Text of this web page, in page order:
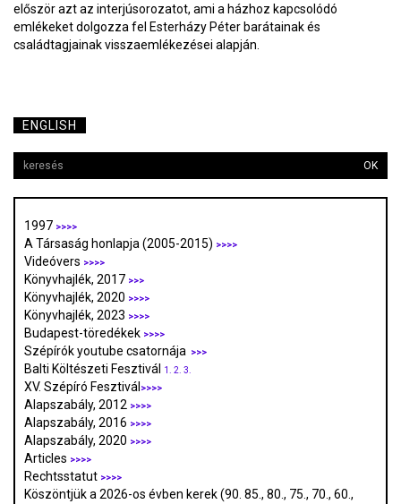
először azt az interjúsorozatot, ami a házhoz kapcsolódó
emlékeket dolgozza fel Esterházy Péter barátainak és
családtagjainak visszaemlékezései alapján.
ENGLISH
OK
1997 >>>>
A Társaság honlapja (2005-2015) >>>>
Videóvers >>>>
Könyvhajlék, 2017 >>>
Könyvhajlék, 2020 >>>>
Könyvhajlék, 2023 >>>>
Budapest-töredékek >>>>
Szépírók youtube csatornája >>>
Balti Költészeti Fesztivál 1. 2. 3.
XV. Szépíró Fesztivál >>>>
Alapszabály, 2012 >>>>
Alapszabály, 2016 >>>>
Alapszabály, 2020 >>>>
Articles >>>>
Rechtsstatut >>>>
Köszöntjük a 2026-os évben kerek (90. 85., 80., 75., 70., 60.,